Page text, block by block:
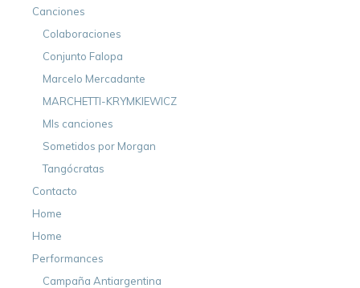
Canciones
Colaboraciones
Conjunto Falopa
Marcelo Mercadante
MARCHETTI-KRYMKIEWICZ
MIs canciones
Sometidos por Morgan
Tangócratas
Contacto
Home
Home
Performances
Campaña Antiargentina